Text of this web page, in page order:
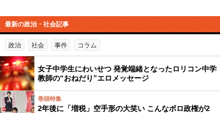
最新の政治・社会記事
政治 社会 事件 コラム
女子中学生にわいせつ 発覚端緒となったロリコン中学
教師の“おねだり”エロメッセージ
巻頭特集
2年後に「増税」空手形の大笑い こんなボロ政権が2